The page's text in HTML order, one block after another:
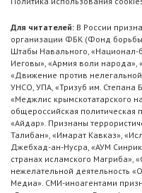
Для читателей: В России
организации ФБК (Фонд борьбы
Штабы Навального, «Национал-
Иеговы», «Армия воли народа»,
«Движение против
УНСО, УПА, «Тризуб им. Степана
«Меджлис крымскотатарского
общероссийская политическая
«Айдар». Признаны
Талибан», «Имарат Кавказ»,
Джебхад-ан-Нусра, «АУМ
странах исламского Магриба»,
нежелательной деятельность
Медиа». СМИ-иноагентами